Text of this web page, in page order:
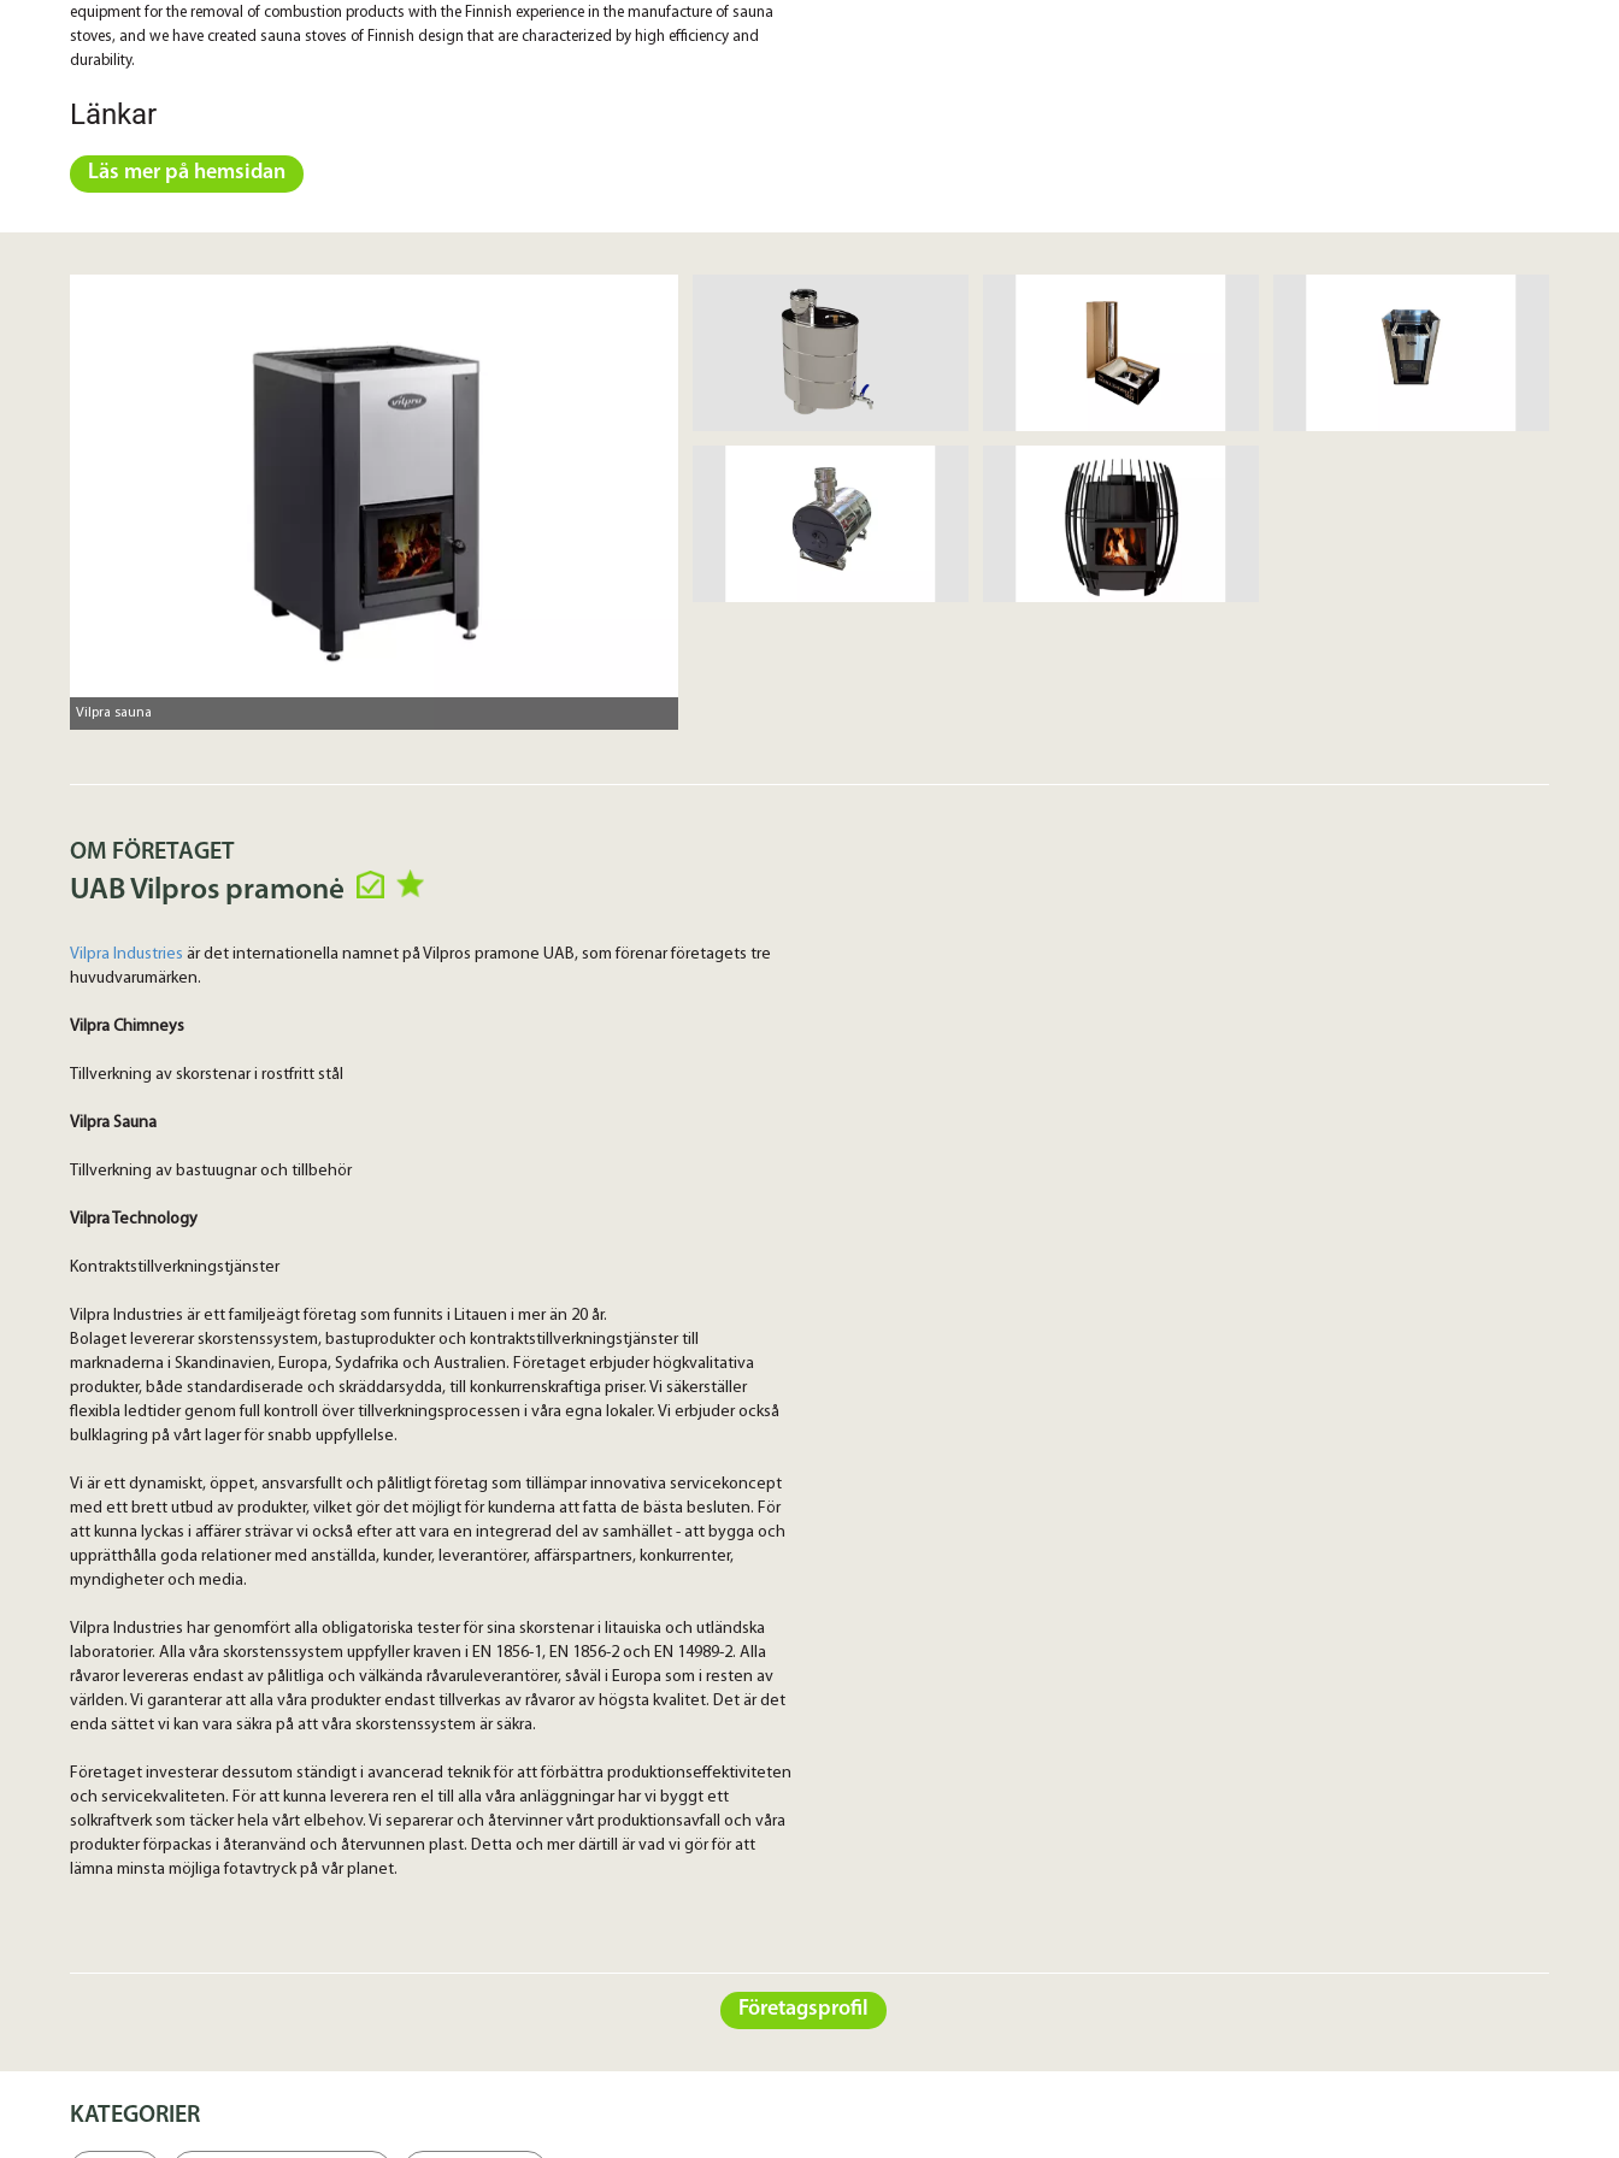
equipment for the removal of combustion products with the Finnish experience in the manufacture of sauna
stoves, and we have created sauna stoves of Finnish design that are characterized by high efficiency and
durability.
Länkar
Läs mer på hemsidan
Vilpra sauna
OM FÖRETAGET
UAB Vilpros pramonė
Vilpra Industries är det internationella namnet på Vilpros pramone UAB, som förenar företagets tre
huvudvarumärken.
Vilpra Chimneys
Tillverkning av skorstenar i rostfritt stål
Vilpra Sauna
Tillverkning av bastuugnar och tillbehör
Vilpra Technology
Kontraktstillverkningstjänster
Vilpra Industries är ett familjeägt företag som funnits i Litauen i mer än 20 år.
Bolaget levererar skorstenssystem, bastuprodukter och kontraktstillverkningstjänster till
marknaderna i Skandinavien, Europa, Sydafrika och Australien. Företaget erbjuder högkvalitativa
produkter, både standardiserade och skräddarsydda, till konkurrenskraftiga priser. Vi säkerställer
flexibla ledtider genom full kontroll över tillverkningsprocessen i våra egna lokaler. Vi erbjuder också
bulklagring på vårt lager för snabb uppfyllelse.
Vi är ett dynamiskt, öppet, ansvarsfullt och pålitligt företag som tillämpar innovativa servicekoncept
med ett brett utbud av produkter, vilket gör det möjligt för kunderna att fatta de bästa besluten. För
att kunna lyckas i affärer strävar vi också efter att vara en integrerad del av samhället - att bygga och
upprätthålla goda relationer med anställda, kunder, leverantörer, affärspartners, konkurrenter,
myndigheter och media.
Vilpra Industries har genomfört alla obligatoriska tester för sina skorstenar i litauiska och utländska
laboratorier. Alla våra skorstenssystem uppfyller kraven i EN 1856-1, EN 1856-2 och EN 14989-2. Alla
råvaror levereras endast av pålitliga och välkända råvaruleverantörer, såväl i Europa som i resten av
världen. Vi garanterar att alla våra produkter endast tillverkas av råvaror av högsta kvalitet. Det är det
enda sättet vi kan vara säkra på att våra skorstenssystem är säkra.
Företaget investerar dessutom ständigt i avancerad teknik för att förbättra produktionseffektiviteten
och servicekvaliteten. För att kunna leverera ren el till alla våra anläggningar har vi byggt ett
solkraftverk som täcker hela vårt elbehov. Vi separerar och återvinner vårt produktionsavfall och våra
produkter förpackas i återanvänd och återvunnen plast. Detta och mer därtill är vad vi gör för att
lämna minsta möjliga fotavtryck på vår planet.
Företagsprofil
KATEGORIER